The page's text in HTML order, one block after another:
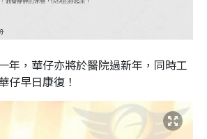
年，華仔亦將於醫院過新年，同時工
仔早日康復！